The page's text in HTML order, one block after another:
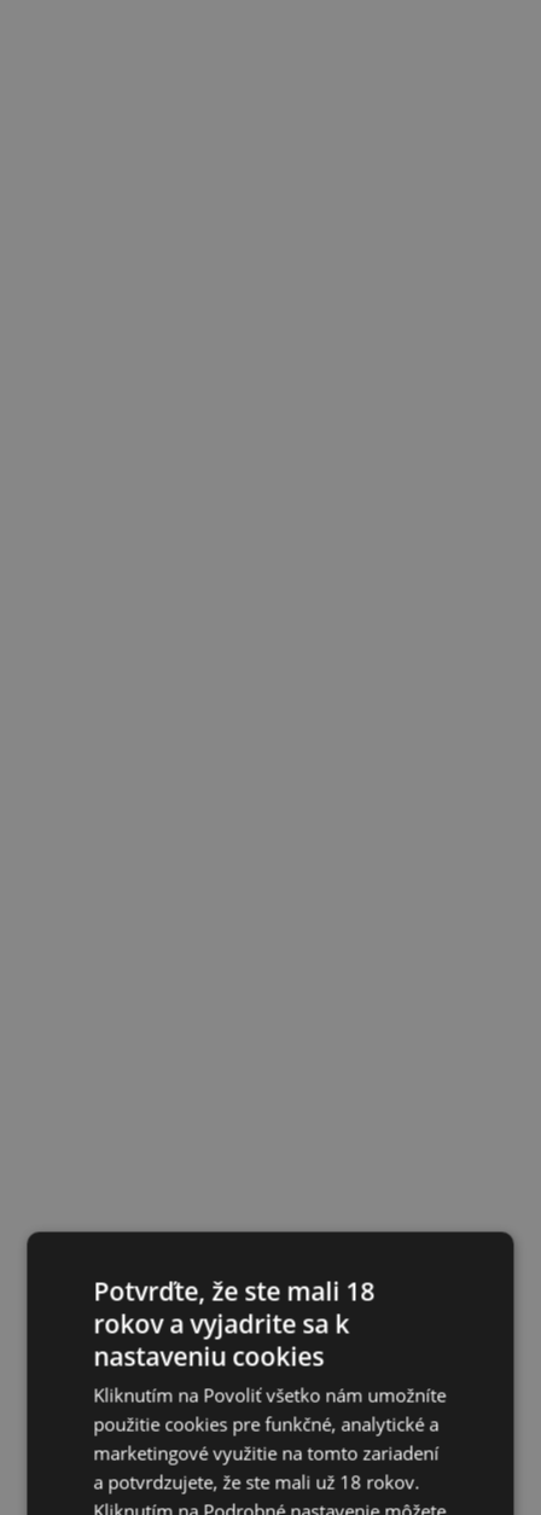
Potvrďte, že ste mali 18
rokov a vyjadrite sa k
nastaveniu cookies
Kliknutím na Povoliť všetko nám umožníte
použitie cookies pre funkčné, analytické a
marketingové využitie na tomto zariadení
a potvrdzujete, že ste mali už 18 rokov.